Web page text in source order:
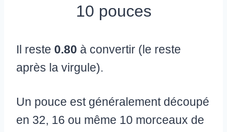
10 pouces
Il reste 0.80 à convertir (le reste
après la virgule).
Un pouce est généralement découpé
en 32, 16 ou même 10 morceaux de